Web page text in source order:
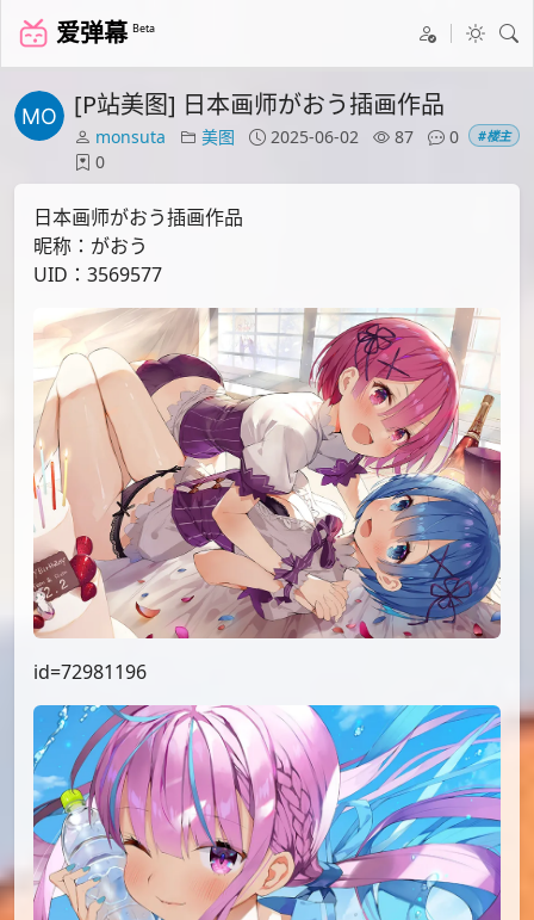
爱弹幕 Beta
[P站美图] 日本画师がおう插画作品
monsuta 美图 2025-06-02 87
0
0
#楼主
日本画师がおう插画作品
昵称：がおう
UID：3569577
id=72981196